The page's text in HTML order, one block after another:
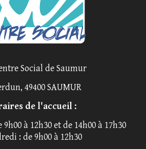
Social de Saumur
49400 SAUMUR
de l'accueil :
à 12h30 et de 14h00 à 17h30
: de 9h00 à 12h30